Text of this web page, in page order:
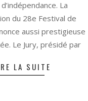
La
du 28e Festival de
aussi prestigieuse
Le Jury, présidé par
LA SUITE